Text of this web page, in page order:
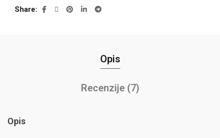
Share
Opis
Recenzije (7)
Opis